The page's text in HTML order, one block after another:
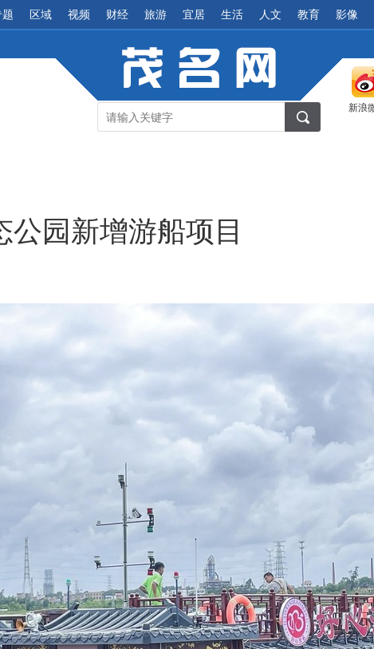
区域 视频 财经 旅游 宜居 生活 人文 教育 影像
新浪
公园新增游船项目